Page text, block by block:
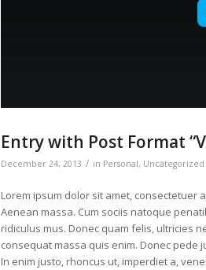
Entry with Post Format
December 24, 2013 / in Personal, Uncategorized
Lorem ipsum dolor sit amet, consectetuer
Aenean massa. Cum sociis natoque
ridiculus mus. Donec quam felis, ultricies
consequat massa quis enim. Donec pede
In enim justo, rhoncus ut, imperdiet a,